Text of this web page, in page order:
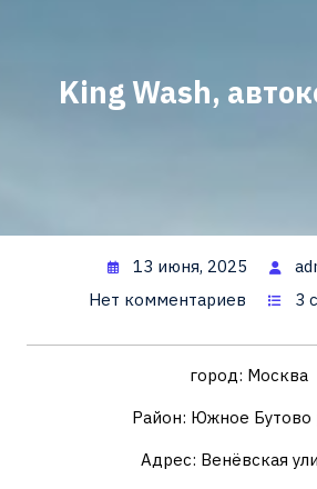
King Wash,
13 июня, 2025
Нет комментариев
3
город: Москва
Район: Южное Бутово
Адрес: Венёвская